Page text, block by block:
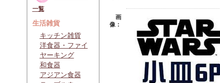
一覧
生活雑貨
キッチン雑貨
洋食器・ファイ
ヤーキング
和食器
アジアン食器
画
像：